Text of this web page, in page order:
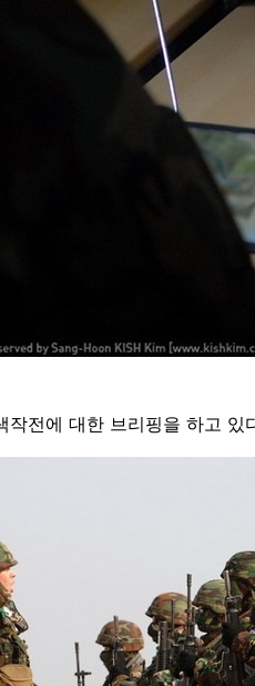
작전에 대한 브리핑을 하고 있